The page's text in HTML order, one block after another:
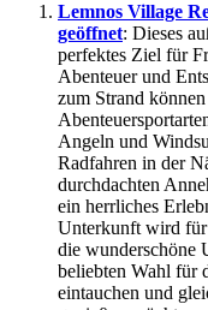
Lemnos Village
geöffnet: Dieses
perfektes Ziel für
Abenteuer und
zum Strand
Angeln und
Radfahren in der
durchdachten
ein herrliches
Unterkunft wird für
die wunderschöne
beliebten Wahl für
eintauchen und